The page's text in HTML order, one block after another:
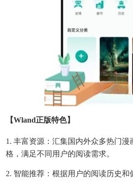
【wland正版特色】
1. 丰富资源：汇集国内外众多热门
格，满足不同用户的阅读需求。
2. 智能推荐：根据用户的阅读历史